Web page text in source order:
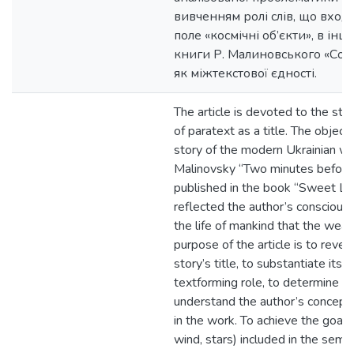
вивченням ролі слів, що
поле «космічні об’єкти», в
книги Р. Малиновського
як міжтекстової єдності.
The article is devoted to the
of paratext as a title. The
story of the modern Ukrainian
Malinovsky “Two minutes
published in the book “Sweet
reflected the author’s
the life of mankind that the
purpose of the article is to
story’s title, to substantiate its
textforming role, to determine
understand the author’s
in the work. To achieve the goal,
wind, stars) included in the